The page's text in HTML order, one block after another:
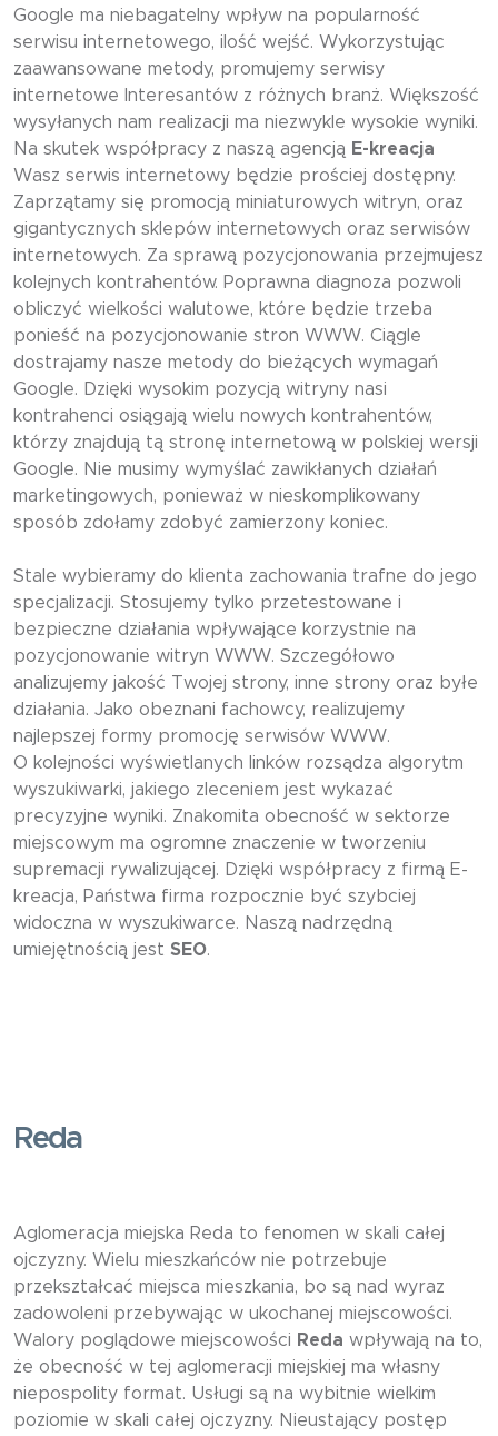
Google ma niebagatelny wpływ na popularność
serwisu internetowego, ilość wejść. Wykorzystując
zaawansowane metody, promujemy serwisy
internetowe Interesantów z różnych branż. Większość
wysyłanych nam realizacji ma niezwykle wysokie wyniki.
Na skutek współpracy z naszą agencją E-kreacja
Wasz serwis internetowy będzie prościej dostępny.
Zaprzątamy się promocją miniaturowych witryn, oraz
gigantycznych sklepów internetowych oraz serwisów
internetowych. Za sprawą pozycjonowania przejmujesz
kolejnych kontrahentów. Poprawna diagnoza pozwoli
obliczyć wielkości walutowe, które będzie trzeba
ponieść na pozycjonowanie stron WWW. Ciągle
dostrajamy nasze metody do bieżących wymagań
Google. Dzięki wysokim pozycją witryny nasi
kontrahenci osiągają wielu nowych kontrahentów,
którzy znajdują tą stronę internetową w polskiej wersji
Google. Nie musimy wymyślać zawikłanych działań
marketingowych, ponieważ w nieskomplikowany
sposób zdołamy zdobyć zamierzony koniec.
Stale wybieramy do klienta zachowania trafne do jego
specjalizacji. Stosujemy tylko przetestowane i
bezpieczne działania wpływające korzystnie na
pozycjonowanie witryn WWW. Szczegółowo
analizujemy jakość Twojej strony, inne strony oraz byłe
działania. Jako obeznani fachowcy, realizujemy
najlepszej formy promocję serwisów WWW.
O kolejności wyświetlanych linków rozsądza algorytm
wyszukiwarki, jakiego zleceniem jest wykazać
precyzyjne wyniki. Znakomita obecność w sektorze
miejscowym ma ogromne znaczenie w tworzeniu
supremacji rywalizującej. Dzięki współpracy z firmą E-
kreacja, Państwa firma rozpocznie być szybciej
widoczna w wyszukiwarce. Naszą nadrzędną
umiejętnością jest SEO.
Reda
Aglomeracja miejska Reda to fenomen w skali całej
ojczyzny. Wielu mieszkańców nie potrzebuje
przekształcać miejsca mieszkania, bo są nad wyraz
zadowoleni przebywając w ukochanej miejscowości.
Walory poglądowe miejscowości Reda wpływają na to,
że obecność w tej aglomeracji miejskiej ma własny
niepospolity format. Usługi są na wybitnie wielkim
poziomie w skali całej ojczyzny. Nieustający postęp